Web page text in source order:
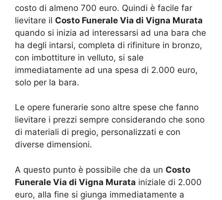
costo di almeno 700 euro. Quindi è facile far
lievitare il Costo Funerale Via di Vigna Murata
quando si inizia ad interessarsi ad una bara che
ha degli intarsi, completa di rifiniture in bronzo,
con imbottiture in velluto, si sale
immediatamente ad una spesa di 2.000 euro,
solo per la bara.
Le opere funerarie sono altre spese che fanno
lievitare i prezzi sempre considerando che sono
di materiali di pregio, personalizzati e con
diverse dimensioni.
A questo punto è possibile che da un Costo
Funerale Via di Vigna Murata iniziale di 2.000
euro, alla fine si giunga immediatamente a